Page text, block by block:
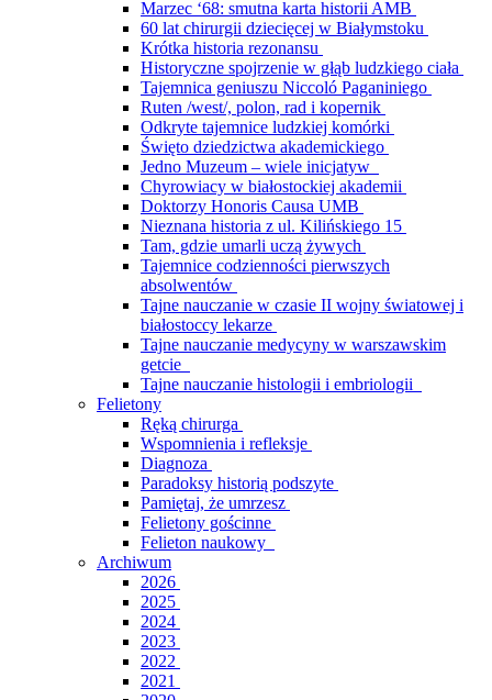
Marzec ‘68: smutna karta historii AMB
60 lat chirurgii dziecięcej w Białymstoku
Krótka historia rezonansu
Historyczne spojrzenie w głąb ludzkiego ciała
Tajemnica geniuszu Niccoló Paganiniego
Ruten /west/, polon, rad i kopernik
Odkryte tajemnice ludzkiej komórki
Święto dziedzictwa akademickiego
Jedno Muzeum – wiele inicjatyw
Chyrowiacy w białostockiej akademii
Doktorzy Honoris Causa UMB
Nieznana historia z ul. Kilińskiego 15
Tam, gdzie umarli uczą żywych
Tajemnice codzienności pierwszych
absolwentów
Tajne nauczanie w czasie II wojny światowej i
białostoccy lekarze
Tajne nauczanie medycyny w warszawskim
getcie
Tajne nauczanie histologii i embriologii
Felietony
Ręką chirurga
Wspomnienia i refleksje
Diagnoza
Paradoksy historią podszyte
Pamiętaj, że umrzesz
Felietony gościnne
Felieton naukowy
Archiwum
2026
2025
2024
2023
2022
2021